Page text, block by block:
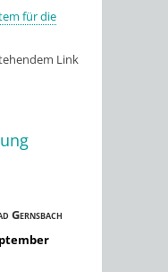
für die
Link
Gernsbach